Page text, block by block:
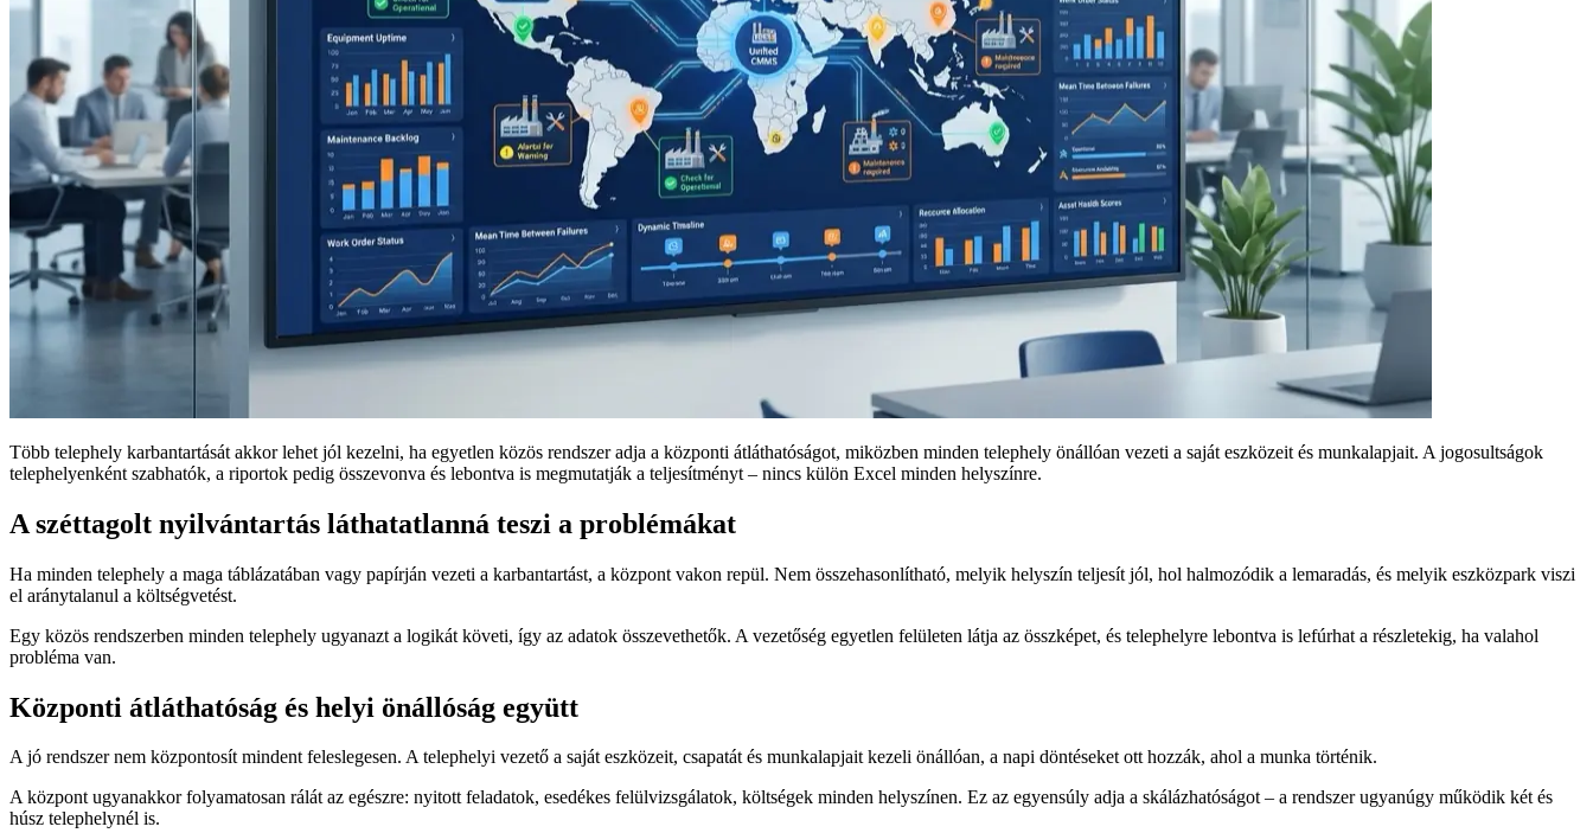
Több telephely karbantartását akkor lehet jól kezelni, ha egyetlen közös rendszer adja a központi átláthatóságot, miközben minden telephely önállóan vezeti a saját eszközeit és munkalapjait. A jogosultságok
telephelyenként szabhatók, a riportok pedig összevonva és lebontva is megmutatják a teljesítményt – nincs külön Excel minden helyszínre.
A széttagolt nyilvántartás láthatatlanná teszi a problémákat
Ha minden telephely a maga táblázatában vagy papírján vezeti a karbantartást, a központ vakon repül. Nem összehasonlítható, melyik helyszín teljesít jól, hol halmozódik a lemaradás, és melyik eszközpark viszi
el aránytalanul a költségvetést.
Egy közös rendszerben minden telephely ugyanazt a logikát követi, így az adatok összevethetők. A vezetőség egyetlen felületen látja az összképet, és telephelyre lebontva is lefúrhat a részletekig, ha valahol
probléma van.
Központi átláthatóság és helyi önállóság együtt
A jó rendszer nem központosít mindent feleslegesen. A telephelyi vezető a saját eszközeit, csapatát és munkalapjait kezeli önállóan, a napi döntéseket ott hozzák, ahol a munka történik.
A központ ugyanakkor folyamatosan rálát az egészre: nyitott feladatok, esedékes felülvizsgálatok, költségek minden helyszínen. Ez az egyensúly adja a skálázhatóságot – a rendszer ugyanúgy működik két és
húsz telephelynél is.